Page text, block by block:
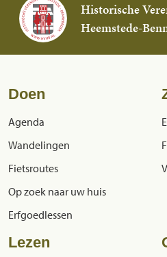
Historische
Heemstede-
Doen
Agenda
Wandelingen
Fietsroutes
Op zoek naar uw huis
Erfgoedlessen
Lezen